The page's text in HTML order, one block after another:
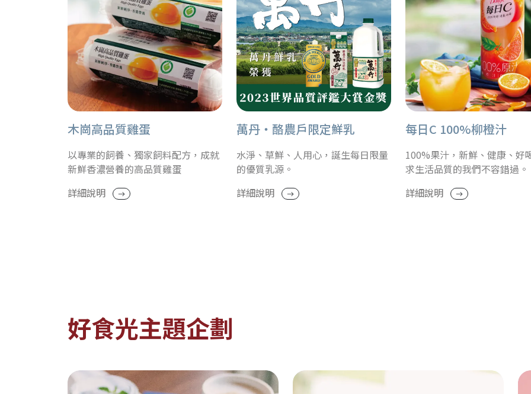
木崗高品質雞蛋
以專業的飼養、獨家飼料配方，成就
新鮮香濃營養的高品質雞蛋
詳細說明
萬丹‧酪農戶限定鮮乳
水淨、草鮮、人用心，誕生每日限量
的優質乳源。
詳細說明
每日C 100%柳橙汁
100%果汁，新鮮、健康、好
求生活品質的我們不容錯過。
詳細說明
好食光主題企劃